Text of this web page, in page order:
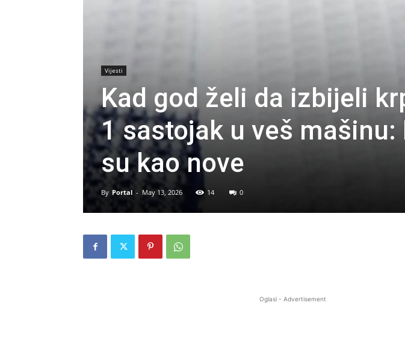
Vijesti
Kad god želi da izbijeli
1 sastojak u veš mašinu:
su kao nove
By Portal - May 13, 2026 14 0
Oglasi - Advertisement